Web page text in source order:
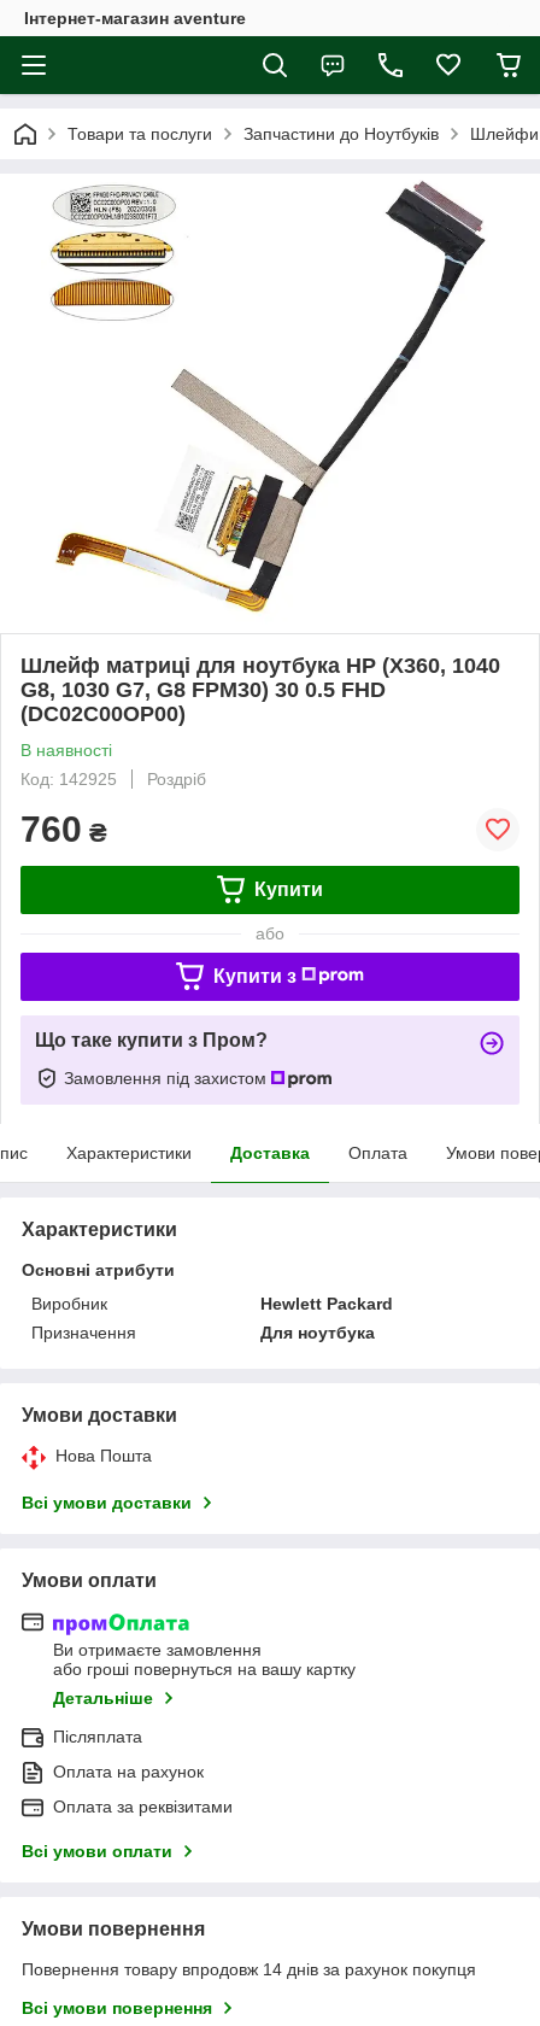
Інтернет-магазин aventure
Товари та послуги Запчастини до Ноутбуків Шлейфи
Шлейф матриці для ноутбука HP (X360, 1040
G8, 1030 G7, G8 FPM30) 30 0.5 FHD
(DC02C00OP00)
В наявності
Код: 142925
Роздріб
760 ₴
Купити
або
Купити з
Що таке купити з Пром?
Замовлення під захистом
Характеристики Доставка Оплата Умови
Характеристики
Основні атрибути
Виробник
Hewlett Packard
Призначення
Для ноутбука
Умови доставки
Нова Пошта
Всі умови доставки
Умови оплати
Ви отримаєте замовлення
або гроші повернуться на вашу картку
Детальніше
Післяплата
Оплата на рахунок
Оплата за реквізитами
Всі умови оплати
Умови повернення
Повернення товару впродовж 14 днів за рахунок покупця
Всі умови повернення